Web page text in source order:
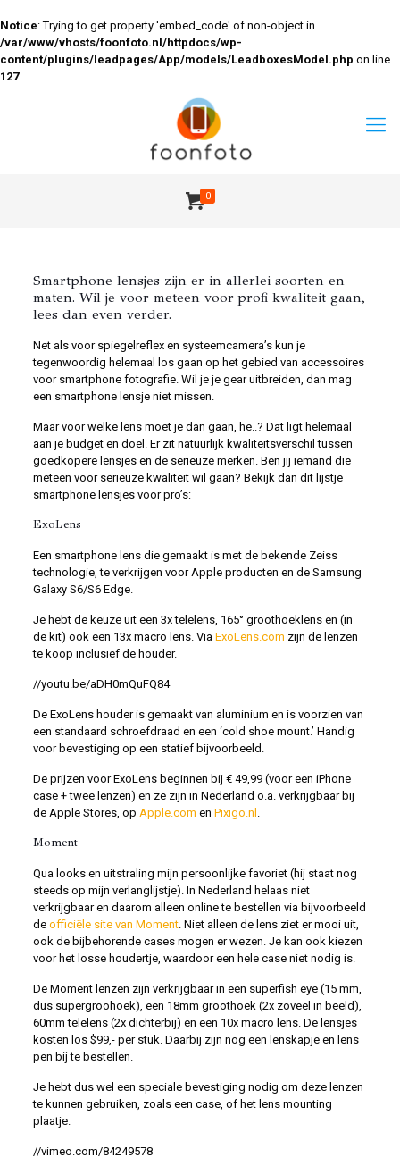
Notice: Trying to get property 'embed_code' of non-object in
/var/www/vhosts/foonfoto.nl/httpdocs/wp-
content/plugins/leadpages/App/models/LeadboxesModel.php on line
127
0
Smartphone lensjes zijn er in allerlei soorten en
maten. Wil je voor meteen voor profi kwaliteit gaan,
lees dan even verder.
Net als voor spiegelreflex en systeemcamera’s kun je
tegenwoordig helemaal los gaan op het gebied van accessoires
voor smartphone fotografie. Wil je je gear uitbreiden, dan mag
een smartphone lensje niet missen.
Maar voor welke lens moet je dan gaan, he..? Dat ligt helemaal
aan je budget en doel. Er zit natuurlijk kwaliteitsverschil tussen
goedkopere lensjes en de serieuze merken. Ben jij iemand die
meteen voor serieuze kwaliteit wil gaan? Bekijk dan dit lijstje
smartphone lensjes voor pro’s:
ExoLens
Een smartphone lens die gemaakt is met de bekende Zeiss
technologie, te verkrijgen voor Apple producten en de Samsung
Galaxy S6/S6 Edge.
Je hebt de keuze uit een 3x telelens, 165° groothoeklens en (in
de kit) ook een 13x macro lens. Via ExoLens.com zijn de lenzen
te koop inclusief de houder.
//youtu.be/aDH0mQuFQ84
De ExoLens houder is gemaakt van aluminium en is voorzien van
een standaard schroefdraad en een ‘cold shoe mount.’ Handig
voor bevestiging op een statief bijvoorbeeld.
De prijzen voor ExoLens beginnen bij € 49,99 (voor een iPhone
case + twee lenzen) en ze zijn in Nederland o.a. verkrijgbaar bij
de Apple Stores, op Apple.com en Pixigo.nl .
Moment
Qua looks en uitstraling mijn persoonlijke favoriet (hij staat nog
steeds op mijn verlanglijstje). In Nederland helaas niet
verkrijgbaar en daarom alleen online te bestellen via bijvoorbeeld
de officiële site van Moment. Niet alleen de lens ziet er mooi uit,
ook de bijbehorende cases mogen er wezen. Je kan ook kiezen
voor het losse houdertje, waardoor een hele case niet nodig is.
De Moment lenzen zijn verkrijgbaar in een superfish eye (15 mm,
dus supergroohoek), een 18mm groothoek (2x zoveel in beeld),
60mm telelens (2x dichterbij) en een 10x macro lens. De lensjes
kosten los $99,- per stuk. Daarbij zijn nog een lenskapje en lens
pen bij te bestellen.
Je hebt dus wel een speciale bevestiging nodig om deze lenzen
te kunnen gebruiken, zoals een case, of het lens mounting
plaatje.
//vimeo.com/84249578